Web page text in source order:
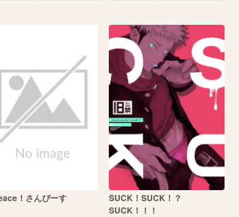
！さんぴーす
SUCK！SUCK！？
SUCK！！！